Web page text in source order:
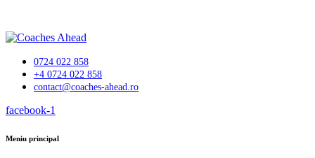
0724 022 858
+4 0724 022 858
contact@coaches-ahead.ro
facebook-1
Meniu principal